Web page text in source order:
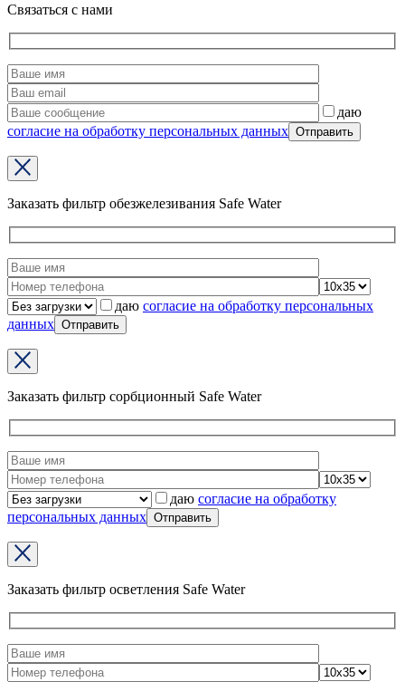
Связаться с нами
даю
согласие на обработку персональных данных
Заказать фильтр обезжелезивания Safe Water
даю согласие на обработку персональных
данных
Заказать фильтр сорбционный Safe Water
даю согласие на обработку
персональных данных
Заказать фильтр осветления Safe Water